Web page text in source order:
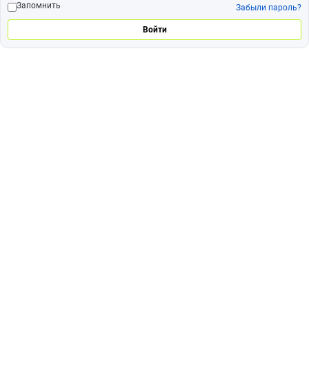
Запомнить
Забыли пароль?
Войти